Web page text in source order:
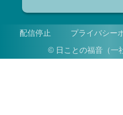
配信停止 プライバシー
© 日ことの福音（一